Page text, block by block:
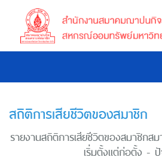
สถิติการเสียชีวิตของสมาชิก
รายงานสถิติการเสียชีวิตของสมาชิกส
เริ่มตั้งแต่ก่อตั้ง -